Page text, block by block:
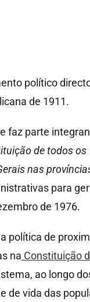
político
de 1911.
faz parte
de todos os
nas
para
de 1976.
política de
na Constituição
ao longo
de vida das